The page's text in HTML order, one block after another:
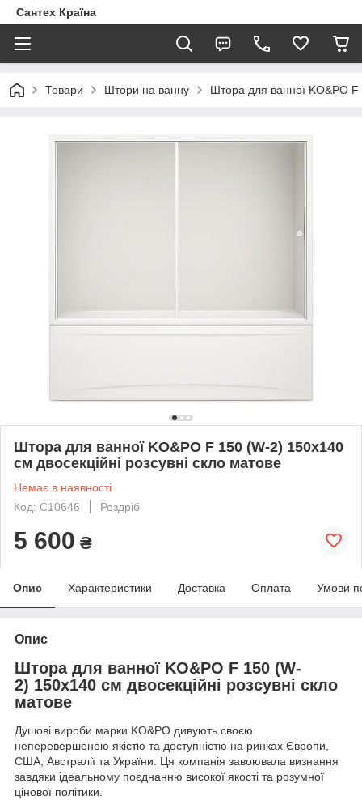
Сантех Країна
Товари Штори на ванну Штора для ванної KO&PO F
Штора для ванної KO&PO F 150 (W-2) 150х140
см двосекційні розсувні скло матове
Немає в наявності
Код: C10646
Роздріб
5 600 ₴
Опис Характеристики Доставка Оплата Умови
Опис
Штора для ванної KO&PO F 150 (W-
2) 150х140 см двосекційні розсувні скло
матове
Душові вироби марки KO&PO дивують своєю
неперевершеною якістю та доступністю на ринках Європи,
США, Австралії та України. Ця компанія завоювала визнання
завдяки ідеальному поєднанню високої якості та розумної
цінової політики.